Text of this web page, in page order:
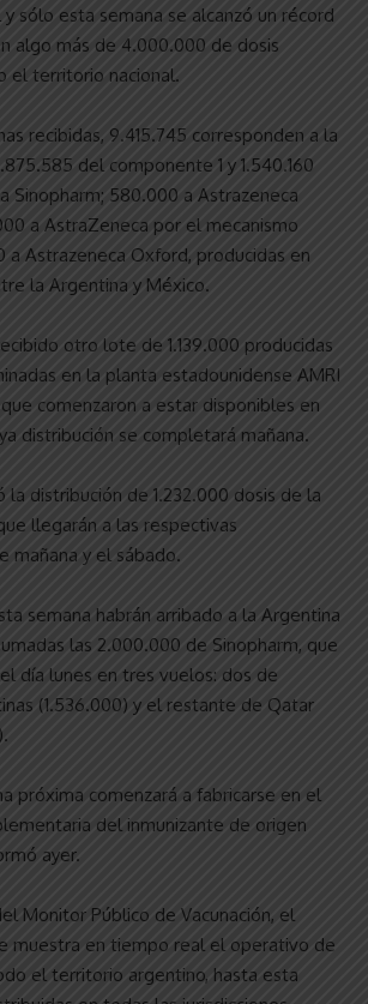
sólo esta semana se alcanzó un récord
algo más de 4.000.000 de dosis
el territorio nacional.
recibidas, 9.415.745 corresponden a la
del componente 1 y 1.540.160
Sinopharm; 580.000 a Astrazeneca
a AstraZeneca por el mecanismo
a Astrazeneca Oxford, producidas en
la Argentina y México.
otro lote de 1.139.000 producidas
en la planta estadounidense AMRI
comenzaron a estar disponibles en
distribución se completará mañana.
la distribución de 1.232.000 dosis de la
llegarán a las respectivas
mañana y el sábado.
semana habrán arribado a la Argentina
las 2.000.000 de Sinopharm, que
día lunes en tres vuelos: dos de
(1.536.000) y el restante de Qatar
próxima comenzará a fabricarse en el
del inmunizante de origen
ayer.
Monitor Público de Vacunación, el
muestra en tiempo real el operativo de
el territorio argentino, hasta esta